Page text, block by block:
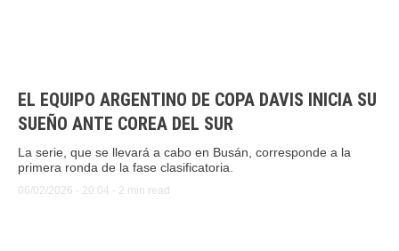
EL EQUIPO ARGENTINO DE COPA DAVIS INICIA SU
SUEÑO ANTE COREA DEL SUR
La serie, que se llevará a cabo en Busán, corresponde a la
primera ronda de la fase clasificatoria.
06/02/2026 - 20:04 - 2 min read